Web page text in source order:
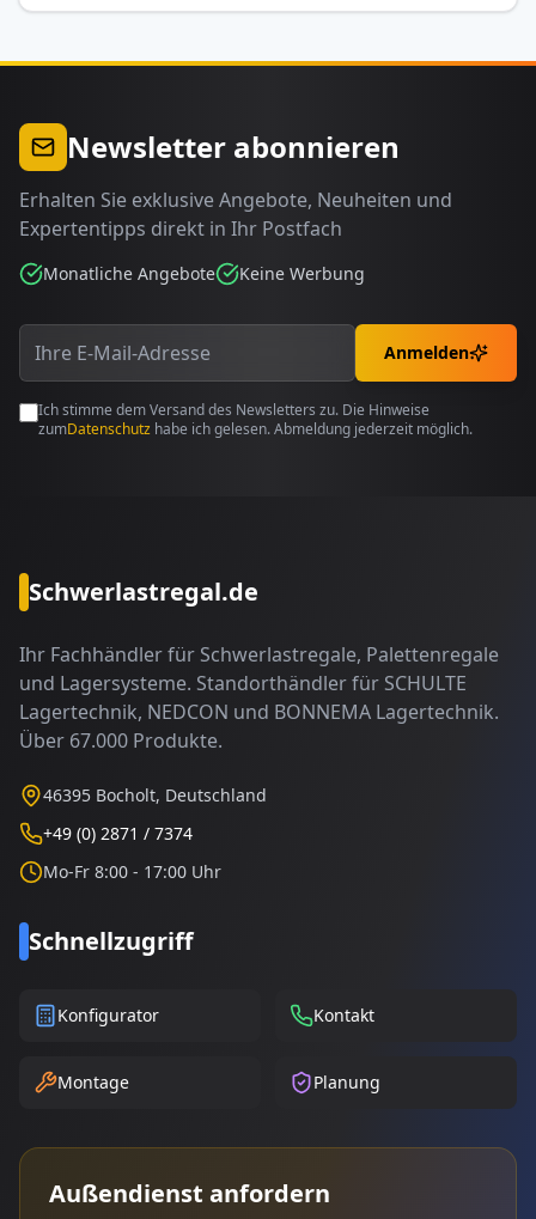
Newsletter abonnieren
Erhalten Sie exklusive Angebote, Neuheiten und
Expertentipps direkt in Ihr Postfach
Monatliche Angebote Keine Werbung
Anmelden
Ich stimme dem Versand des Newsletters zu. Die Hinweise
zumDatenschutz habe ich gelesen. Abmeldung jederzeit möglich.
Schwerlastregal.de
Ihr Fachhändler für Schwerlastregale, Palettenregale
und Lagersysteme. Standorthändler für SCHULTE
Lagertechnik, NEDCON und BONNEMA Lagertechnik.
Über 67.000 Produkte.
46395 Bocholt, Deutschland
+49 (0) 2871 / 7374
Mo-Fr 8:00 - 17:00 Uhr
Schnellzugriff
Konfigurator Kontakt
Montage Planung
Außendienst anfordern